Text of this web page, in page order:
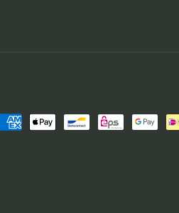
Zahlungsmethoden